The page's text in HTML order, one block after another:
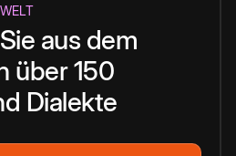
aus dem
über 150
Dialekte